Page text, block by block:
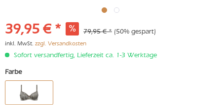
39,95 € * 79,95 € * (50% gespart)
inkl. MwSt. zzgl. Versandkosten
Sofort versandfertig, Lieferzeit ca. 1-3 Werktage
Farbe